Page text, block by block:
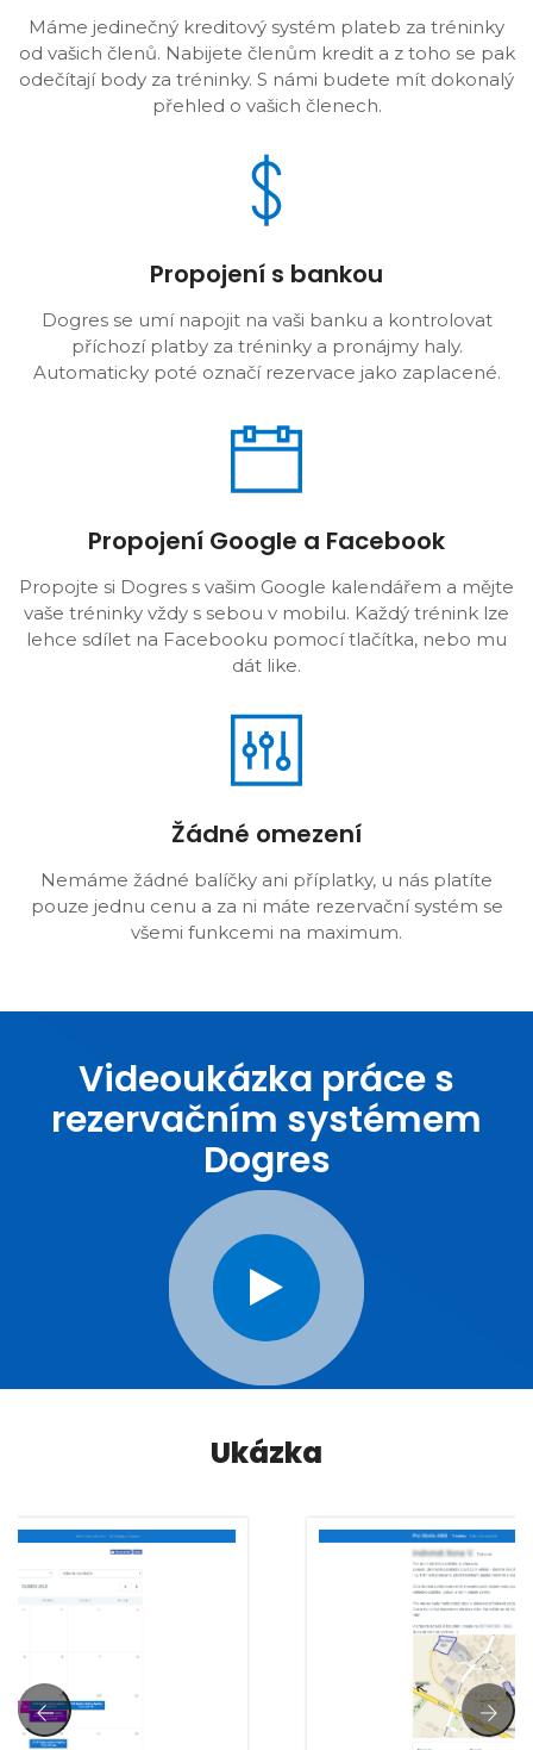
Máme jedinečný kreditový systém plateb za tréninky
od vašich členů. Nabijete členům kredit a z toho se pak
odečítají body za tréninky. S námi budete mít dokonalý
přehled o vašich členech.
Propojení s bankou
Dogres se umí napojit na vaši banku a kontrolovat
příchozí platby za tréninky a pronájmy haly.
Automaticky poté označí rezervace jako zaplacené.
Propojení Google a Facebook
Propojte si Dogres s vašim Google kalendářem a mějte
vaše tréninky vždy s sebou v mobilu. Každý trénink lze
lehce sdílet na Facebooku pomocí tlačítka, nebo mu
dát like.
Žádné omezení
Nemáme žádné balíčky ani příplatky, u nás platíte
pouze jednu cenu a za ni máte rezervační systém se
všemi funkcemi na maximum.
Videoukázka práce s
rezervačním systémem
Dogres
Ukázka